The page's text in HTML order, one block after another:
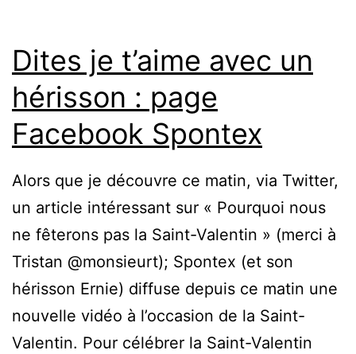
Dites je t’aime avec un
hérisson : page
Facebook Spontex
Alors que je découvre ce matin, via Twitter,
un article intéressant sur « Pourquoi nous
ne fêterons pas la Saint-Valentin » (merci à
Tristan @monsieurt); Spontex (et son
hérisson Ernie) diffuse depuis ce matin une
nouvelle vidéo à l’occasion de la Saint-
Valentin. Pour célébrer la Saint-Valentin